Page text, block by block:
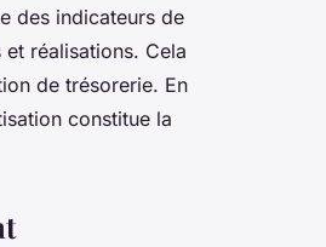
des indicateurs de
réalisations. Cela
de trésorerie. En
constitue la